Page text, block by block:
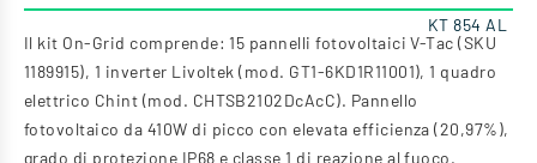
KT 854 AL
Il kit On-Grid comprende: 15 pannelli fotovoltaici V-Tac (SKU
1189915), 1 inverter Livoltek (mod. GT1-6KD1R11001), 1 quadro
elettrico Chint (mod. CHTSB2102DcAcC). Pannello
fotovoltaico da 410W di picco con elevata efficienza (20,97%),
grado di protezione IP68 e classe 1 di reazione al fuoco.